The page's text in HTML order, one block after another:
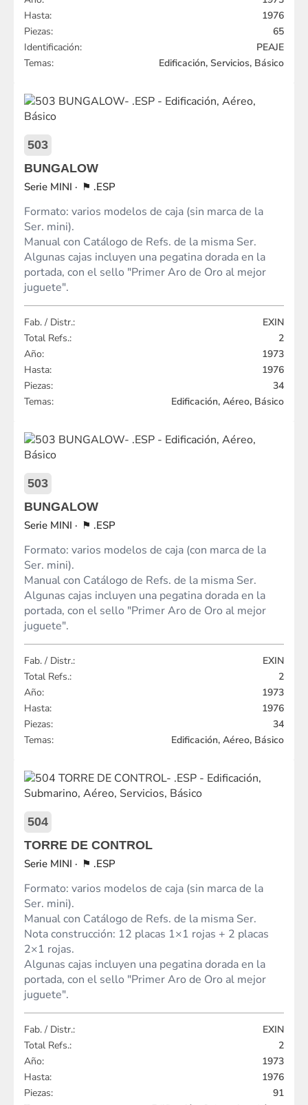
Hasta:
1976
Piezas:
65
Identificación:
PEAJE
Temas:
Edificación, Servicios, Básico
503
BUNGALOW
MINI
.ESP
Formato: varios modelos de caja (sin marca de la
Ser. mini).
Manual con Catálogo de Refs. de la misma Ser.
Algunas cajas incluyen una pegatina dorada en la
portada, con el sello "Primer Aro de Oro al mejor
juguete".
Fab. / Distr.:
EXIN
Total Refs.:
2
Año:
1973
Hasta:
1976
Piezas:
34
Temas:
Edificación, Aéreo, Básico
503
BUNGALOW
MINI
.ESP
Formato: varios modelos de caja (con marca de la
Ser. mini).
Manual con Catálogo de Refs. de la misma Ser.
Algunas cajas incluyen una pegatina dorada en la
portada, con el sello "Primer Aro de Oro al mejor
juguete".
Fab. / Distr.:
EXIN
Total Refs.:
2
Año:
1973
Hasta:
1976
Piezas:
34
Temas:
Edificación, Aéreo, Básico
504
TORRE DE CONTROL
MINI
.ESP
Formato: varios modelos de caja (sin marca de la
Ser. mini).
Manual con Catálogo de Refs. de la misma Ser.
Nota construcción: 12 placas 1×1 rojas + 2 placas
2×1 rojas.
Algunas cajas incluyen una pegatina dorada en la
portada, con el sello "Primer Aro de Oro al mejor
juguete".
Fab. / Distr.:
EXIN
Total Refs.:
2
Año:
1973
Hasta:
1976
Piezas:
91